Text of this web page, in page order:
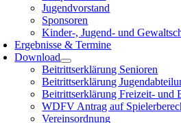
Jugendvorstand
Sponsoren
Kinder-, Jugend- und
Ergebnisse & Termine
Download
Beitrittserklärung Senioren
Beitrittserklärung
Beitrittserklärung Freizeit- und
WDFV Antrag auf
Vereinsordnung